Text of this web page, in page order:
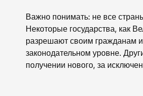
Важно понимать: не все
Некоторые государства, как
разрешают своим гражданам
законодательном уровне.
получении нового, за